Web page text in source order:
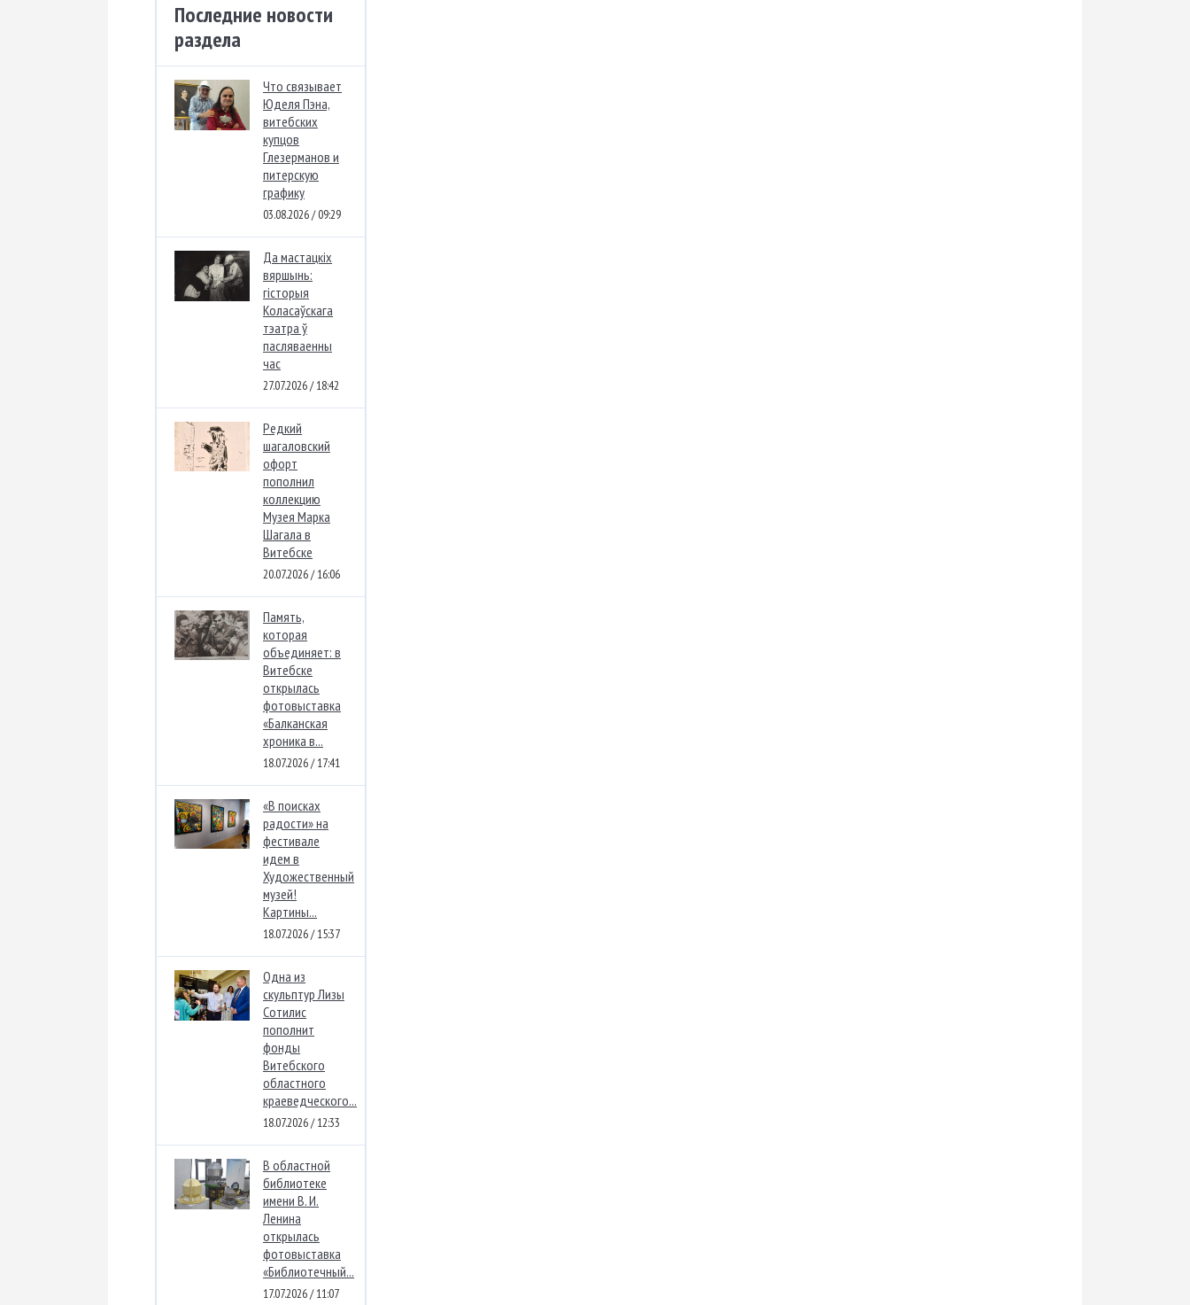
Последние новости
раздела
Что связывает
Юделя Пэна,
витебских
купцов
Глезерманов и
питерскую
графику
03.08.2026 / 09:29
Да мастацкіх
вяршынь:
гісторыя
Коласаўскага
тэатра ў
пасляваенны
час
27.07.2026 / 18:42
Редкий
шагаловский
офорт
пополнил
коллекцию
Музея Марка
Шагала в
Витебске
20.07.2026 / 16:06
Память,
которая
объединяет: в
Витебске
открылась
фотовыставка
«Балканская
хроника в...
18.07.2026 / 17:41
«В поисках
радости» на
фестивале
идем в
Художественный
музей!
Картины...
18.07.2026 / 15:37
Одна из
скульптур Лизы
Сотилис
пополнит
фонды
Витебского
областного
краеведческого...
18.07.2026 / 12:33
В областной
библиотеке
имени В. И.
Ленина
открылась
фотовыставка
«Библиотечный...
17.07.2026 / 11:07